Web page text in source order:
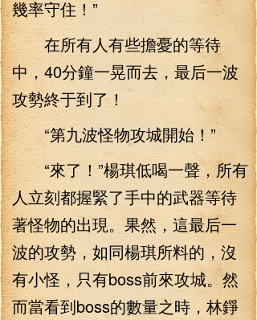
幾率守住！”
在所有人有些擔憂的等待
中，40分鐘一晃而去，最后一波
攻勢終于到了！
“第九波怪物攻城開始！”
“來了！”楊琪低喝一聲，所有
人立刻都握緊了手中的武器等待
著怪物的出現。果然，這最后一
波的攻勢，如同楊琪所料的，沒
有小怪，只有boss前來攻城。然
而當看到boss的數量之時，林錚